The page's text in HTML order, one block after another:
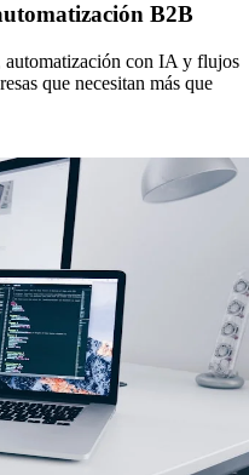
B2B
con IA y flujos
que necesitan más que